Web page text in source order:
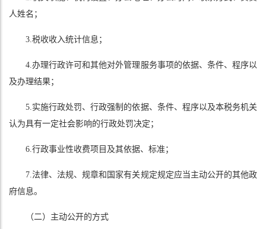
人姓名；
3.税收收入统计信息；
4.办理行政许可和其他对外管理服务事项的依据、条件、程序以
及办理结果；
5.实施行政处罚、行政强制的依据、条件、程序以及本税务机关
认为具有一定社会影响的行政处罚决定；
6.行政事业性收费项目及其依据、标准；
7.法律、法规、规章和国家有关规定规定应当主动公开的其他政
府信息。
（二）主动公开的方式